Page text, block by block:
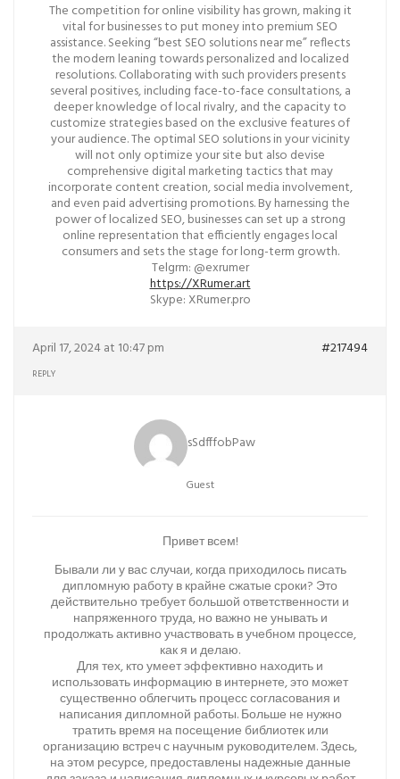
The competition for online visibility has grown, making it
vital for businesses to put money into premium SEO
assistance. Seeking “best SEO solutions near me” reflects
the modern leaning towards personalized and localized
resolutions. Collaborating with such providers presents
several positives, including face-to-face consultations, a
deeper knowledge of local rivalry, and the capacity to
customize strategies based on the exclusive features of
your audience. The optimal SEO solutions in your vicinity
will not only optimize your site but also devise
comprehensive digital marketing tactics that may
incorporate content creation, social media involvement,
and even paid advertising promotions. By harnessing the
power of localized SEO, businesses can set up a strong
online representation that efficiently engages local
consumers and sets the stage for long-term growth.
Telgrm: @exrumer
https://XRumer.art
Skype: XRumer.pro
April 17, 2024 at 10:47 pm #217494
REPLY
sSdfffobPaw
Guest
Привет всем!
Бывали ли у вас случаи, когда приходилось писать
дипломную работу в крайне сжатые сроки? Это
действительно требует большой ответственности и
напряженного труда, но важно не унывать и
продолжать активно участвовать в учебном процессе,
как я и делаю.
Для тех, кто умеет эффективно находить и
использовать информацию в интернете, это может
существенно облегчить процесс согласования и
написания дипломной работы. Больше не нужно
тратить время на посещение библиотек или
организацию встреч с научным руководителем. Здесь,
на этом ресурсе, предоставлены надежные данные